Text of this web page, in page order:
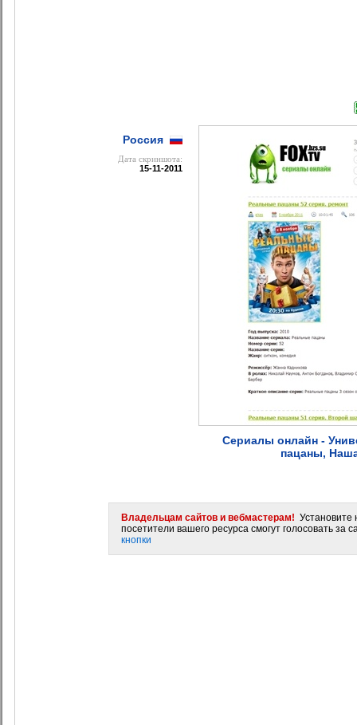
Россия
Дата cкриншота:
15-11-2011
Сериалы онлайн -
пацаны,
Владельцам сайтов и вебмастерам! Установите
посетители вашего ресурса смогут голосовать за
кнопки